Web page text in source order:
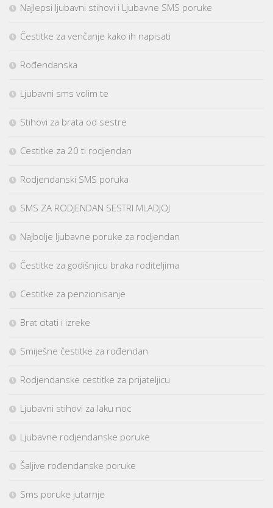
Najlepsi ljubavni stihovi i Ljubavne SMS poruke
Čestitke za venčanje kako ih napisati
Rođendanska
Ljubavni sms volim te
Stihovi za brata od sestre
Cestitke za 20 ti rodjendan
Rodjendanski SMS poruka
SMS ZA RODJENDAN SESTRI MLADJOJ
Najbolje ljubavne poruke za rodjendan
Čestitke za godišnjicu braka roditeljima
Cestitke za penzionisanje
Brat citati i izreke
Smiješne čestitke za rođendan
Rodjendanske cestitke za prijateljicu
Ljubavni stihovi za laku noc
Ljubavne rodjendanske poruke
Šaljive rođendanske poruke
Sms poruke jutarnje